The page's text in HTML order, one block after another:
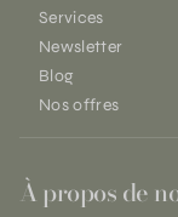
Services
Newsletter
Blog
Nos offres
À propos de